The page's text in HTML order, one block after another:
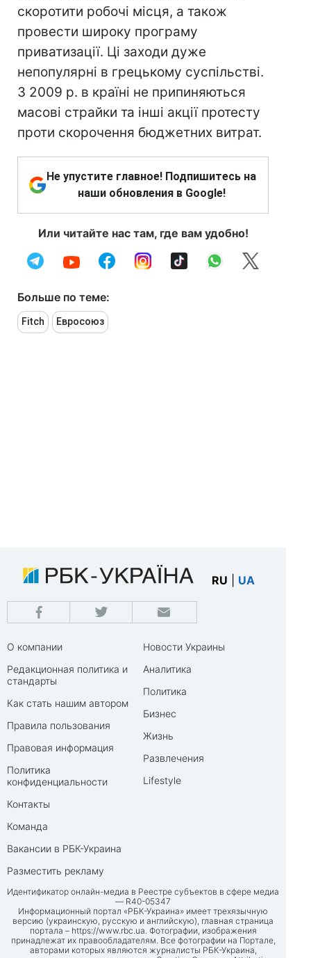
скоротити робочі місця, а також
провести широку програму
приватизації. Ці заходи дуже
непопулярні в грецькому суспільстві.
З 2009 р. в країні не припиняються
масові страйки та інші акції протесту
проти скорочення бюджетних витрат.
Не упустите главное! Подпишитесь на
наши обновления в Google!
Или читайте нас там, где вам удобно!
Больше по теме:
Fitch Евросоюз
RU UA
О компании
Редакционная политика и
стандарты
Как стать нашим автором
Правила пользования
Правовая информация
Политика
конфиденциальности
Контакты
Команда
Вакансии в РБК-Украина
Разместить рекламу
Новости Украины
Аналитика
Политика
Бизнес
Жизнь
Развлечения
Lifestyle
Идентификатор онлайн-медиа в Реестре субъектов в сфере медиа
— R40-05347
Информационный портал «РБК-Украина» имеет трехязычную
версию (украинскую, русскую и английскую), главная страница
портала – https://www.rbc.ua. Фотографии, изображения
принадлежат их правообладателям. Все фотографии на Портале,
авторами которых являются журналисты РБК-Украина,